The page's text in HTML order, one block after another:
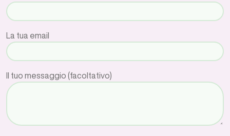
La tua email
Il tuo messaggio (facoltativo)